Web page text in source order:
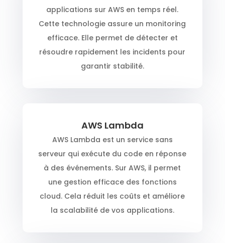
applications sur AWS en temps réel.
Cette technologie assure un monitoring
efficace. Elle permet de détecter et
résoudre rapidement les incidents pour
garantir stabilité.
AWS Lambda
AWS Lambda est un service sans
serveur qui exécute du code en réponse
à des événements. Sur AWS, il permet
une gestion efficace des fonctions
cloud. Cela réduit les coûts et améliore
la scalabilité de vos applications.